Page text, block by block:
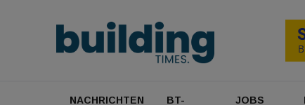
NACHRICHTEN
BT-
JOBS